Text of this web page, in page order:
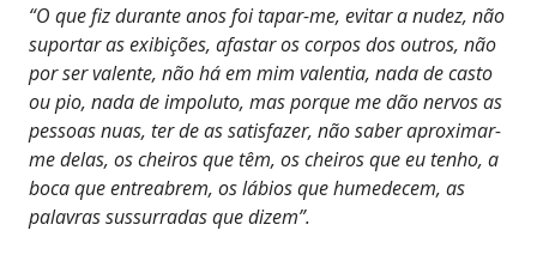
“O que fiz durante anos foi tapar-me, evitar a nudez, não
suportar as exibições, afastar os corpos dos outros, não
por ser valente, não há em mim valentia, nada de casto
ou pio, nada de impoluto, mas porque me dão nervos as
pessoas nuas, ter de as satisfazer, não saber aproximar-
me delas, os cheiros que têm, os cheiros que eu tenho, a
boca que entreabrem, os lábios que humedecem, as
palavras sussurradas que dizem”.